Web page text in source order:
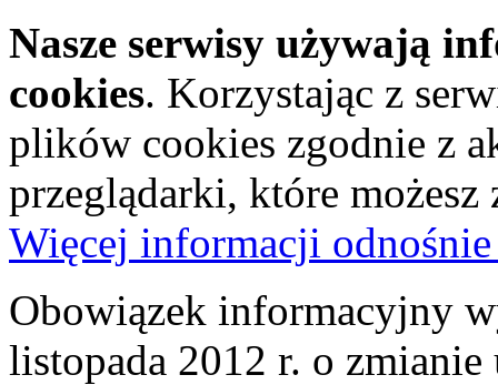
Nasze serwisy używają
cookies. Korzystając z
plików cookies zgodnie z
przeglądarki, które
Więcej informacji
Obowiązek informacyjny
listopada 2012 r. o zmianie